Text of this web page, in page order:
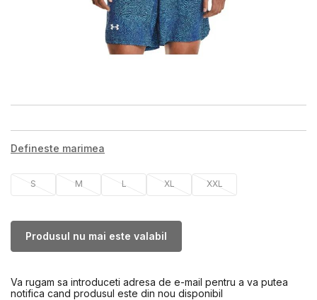
Defineste marimea
S M L XL XXL
Produsul nu mai este valabil
Va rugam sa introduceti adresa de e-mail pentru a va putea
notifica cand produsul este din nou disponibil